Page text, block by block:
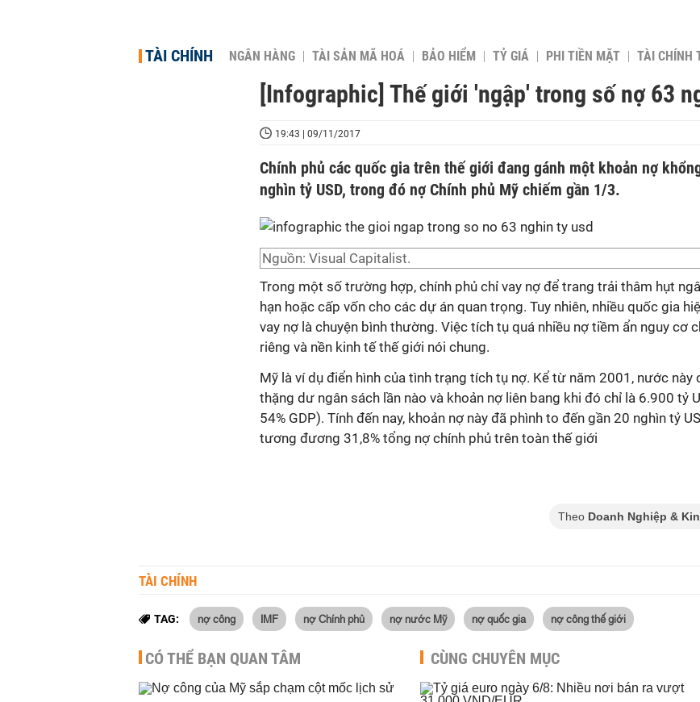
TÀI CHÍNH NGÂN HÀNG TÀI SẢN MÃ HOÁ BẢO HIỂM TỶ GIÁ PHI TIỀN MẶT TÀI CHÍNH
[Infographic] Thế giới 'ngập' trong số nợ 63
19:43 | 09/11/2017
Chính phủ các quốc gia trên thế giới đang gánh một khoản nợ
nghìn tỷ USD, trong đó nợ Chính phủ Mỹ chiếm gần 1/3.
Nguồn: Visual Capitalist.
Trong một số trường hợp, chính phủ chỉ vay nợ để trang trải thâm hụt
hạn hoặc cấp vốn cho các dự án quan trọng. Tuy nhiên, nhiều quốc gia
vay nợ là chuyện bình thường. Việc tích tụ quá nhiều nợ tiềm ẩn nguy cơ
riêng và nền kinh tế thế giới nói chung.
Mỹ là ví dụ điển hình của tình trạng tích tụ nợ. Kể từ năm 2001, nước
thặng dư ngân sách lần nào và khoản nợ liên bang khi đó chỉ là 6.900 tỷ
54% GDP). Tính đến nay, khoản nợ này đã phình to đến gần 20 nghìn tỷ
tương đương 31,8% tổng nợ chính phủ trên toàn thế giới
Theo Doanh Nghiệp &
TÀI CHÍNH
TAG: nợ công IMF nợ Chính phủ nợ nước Mỹ nợ quốc gia nợ công thế giới
CÓ THỂ BẠN QUAN TÂM CÙNG CHUYÊN MỤC